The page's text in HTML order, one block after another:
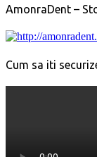
AmonraDent –
Cum sa iti